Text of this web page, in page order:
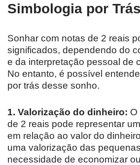
Simbologia por
Sonhar com notas de 2 reais
significados, dependendo do
e da interpretação pessoal de
No entanto, é possível
por trás desse sonho.
1. Valorização do dinheiro: O
de 2 reais pode representar
em relação ao valor do
uma valorização das
necessidade de economizar